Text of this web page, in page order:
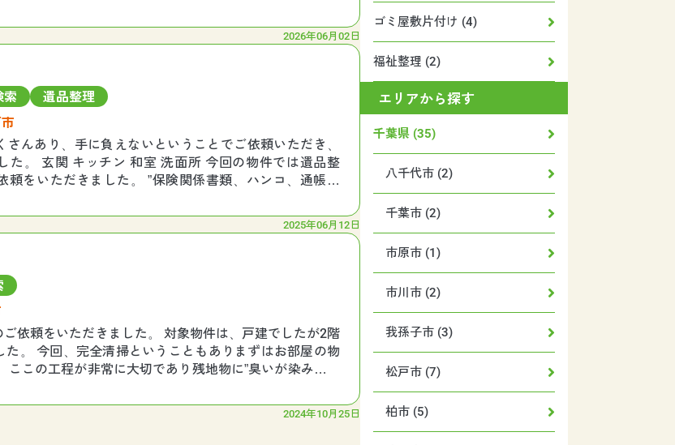
2026年06月02日
索 遺品整理
んあり、手に負えないということでご依頼いただき、
た。 玄関 キッチン 和室 洗面所 今回の物件では遺品整
頼をいただきました。 ”保険関係書類、ハンコ、通帳、
2025年06月12日
依頼をいただきました。 対象物件は、戸建でしたが2階
た。 今回、完全清掃ということもありまずはお部屋の物
ここの工程が非常に大切であり残地物に”臭いが染み付い
2024年10月25日
ゴミ屋敷片付け (4)
福祉整理 (2)
エリアから探す
千葉県 (35)
八千代市 (2)
千葉市 (2)
市原市 (1)
市川市 (2)
我孫子市 (3)
松戸市 (7)
柏市 (5)